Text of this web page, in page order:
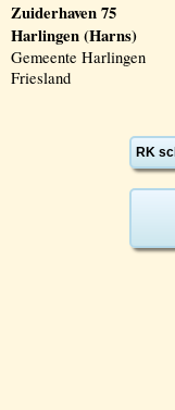
Zuiderhaven 75
Harlingen (Harns)
Gemeente Harlingen
Friesland
RK